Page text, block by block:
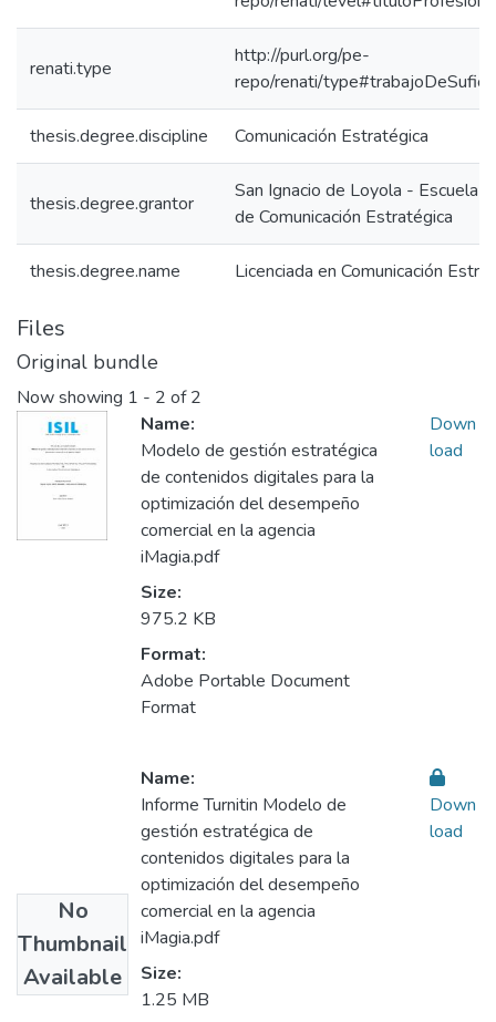
renati.type
http://purl.org/pe-
repo/renati/
thesis.degree.discipline Comunicación Estratégica
thesis.degree.grantor
San Ignacio de Loyola - Escuela
de Comunicación Estratégica
thesis.degree.name Licenciada en Comunicación
Files
Original bundle
Now showing 1 - 2 of 2
Name:
Modelo de gestión estratégica
de contenidos digitales para la
optimización del desempeño
comercial en la agencia
iMagia.pdf
Size:
975.2 KB
Format:
Adobe Portable Document
Format
Down
load
No
Thumbnail
Available
Name:
Informe Turnitin Modelo de
gestión estratégica de
contenidos digitales para la
optimización del desempeño
comercial en la agencia
iMagia.pdf
Size:
1.25 MB
Down
load